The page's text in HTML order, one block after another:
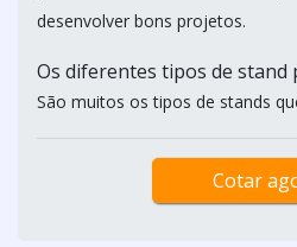
desenvolver bons projetos.
Os diferentes tipos de stand
São muitos os tipos de stands
Cotar